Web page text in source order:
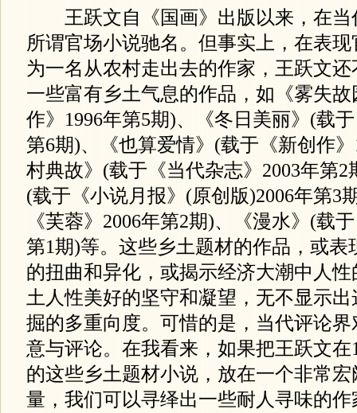
王跃文自《国画》出版以来，在当
所谓官场小说驰名。但事实上，在表
为一名从农村走出去的作家，王跃文
一些富有乡土气息的作品，如《雾失
作》1996年第5期)、《冬日美丽》(载
第6期)、《也算爱情》(载于《新创作
村典故》(载于《当代杂志》2003年第
(载于《小说月报》(原创版)2006年第3
《芙蓉》2006年第2期)、《漫水》(载
第1期)等。这些乡土题材的作品，或表
的扭曲和异化，或揭示经济大潮中人
土人性美好的坚守和凝望，无不显示
掘的多重向度。可惜的是，当代评论
意与评论。在我看来，如果把王跃文在
的这些乡土题材小说，放在一个非常
量，我们可以寻绎出一些耐人寻味的